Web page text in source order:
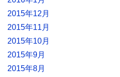
2015年12月
2015年11月
2015年10月
2015年9月
2015年8月